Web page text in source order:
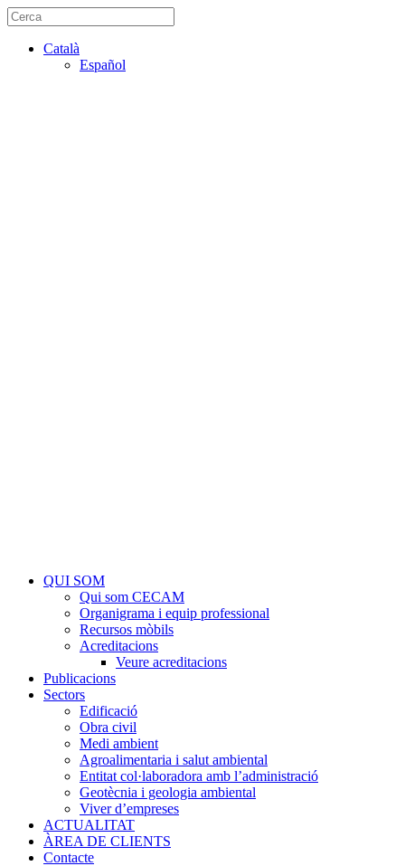
Català
Español
QUI SOM
Qui som CECAM
Organigrama i equip professional
Recursos mòbils
Acreditacions
Veure acreditacions
Publicacions
Sectors
Edificació
Obra civil
Medi ambient
Agroalimentaria i salut ambiental
Entitat col·laboradora amb l’administració
Geotècnia i geologia ambiental
Viver d’empreses
ACTUALITAT
ÀREA DE CLIENTS
Contacte